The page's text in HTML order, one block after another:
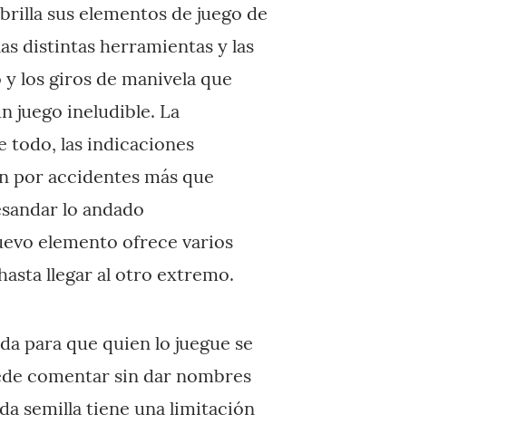
sus elementos de juego de
distintas herramientas y las
los giros de manivela que
juego ineludible. La
todo, las indicaciones
por accidentes más que
lo andado
elemento ofrece varios
llegar al otro extremo.
para que quien lo juegue se
comentar sin dar nombres
semilla tiene una limitación